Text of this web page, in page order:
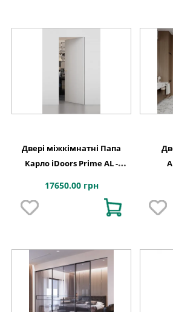
Двері міжкімнатні Папа
Карло iDoors Prime AL -
17650.00 грн